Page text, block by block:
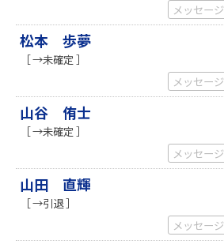
メッセージ
松本 歩夢
［ →未確定 ］
メッセージ
山谷 侑士
［ →未確定 ］
メッセージ
山田 直輝
［ →引退 ］
メッセージ